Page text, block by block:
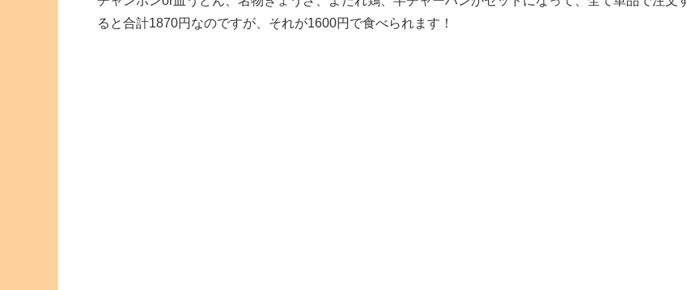
ると合計1870円なのですが、それが1600円で食べられます！